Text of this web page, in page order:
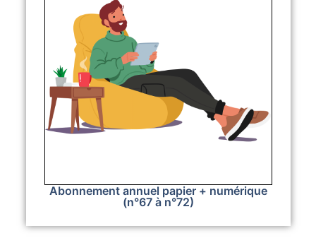
Abonnement annuel papier + numérique
(n°67 à n°72)